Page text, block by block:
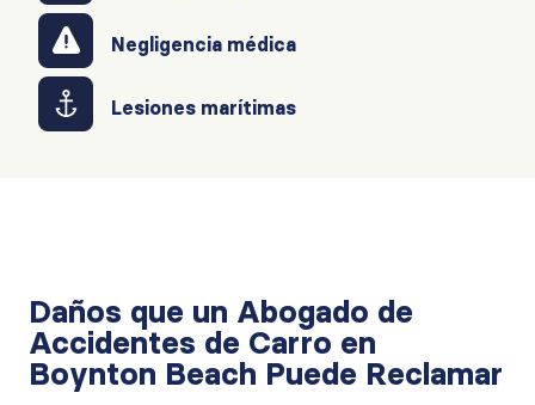
Negligencia médica
Lesiones marítimas
Daños que un Abogado de
Accidentes de Carro en
Boynton Beach Puede Reclamar